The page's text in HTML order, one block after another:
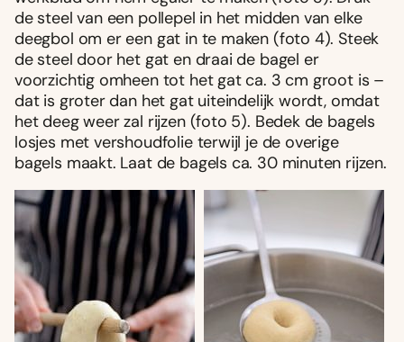
de steel van een pollepel in het midden van elke
deegbol om er een gat in te maken (foto 4). Steek
de steel door het gat en draai de bagel er
voorzichtig omheen tot het gat ca. 3 cm groot is –
dat is groter dan het gat uiteindelijk wordt, omdat
het deeg weer zal rijzen (foto 5). Bedek de bagels
losjes met vershoudfolie terwijl je de overige
bagels maakt. Laat de bagels ca. 30 minuten rijzen.